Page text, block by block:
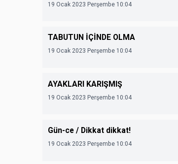
19 Ocak 2023 Perşembe 10:04
TABUTUN İÇİNDE OLMA
19 Ocak 2023 Perşembe 10:04
AYAKLARI KARIŞMIŞ
19 Ocak 2023 Perşembe 10:04
Gün-ce / Dikkat dikkat!
19 Ocak 2023 Perşembe 10:04